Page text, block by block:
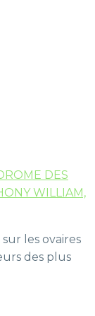
DES
WILLIAM,
les ovaires
des plus